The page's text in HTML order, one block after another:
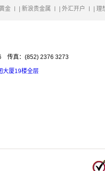
金 新浪贵金属 外汇开户 理
传真：(852) 2376 3273
大厦19楼全层